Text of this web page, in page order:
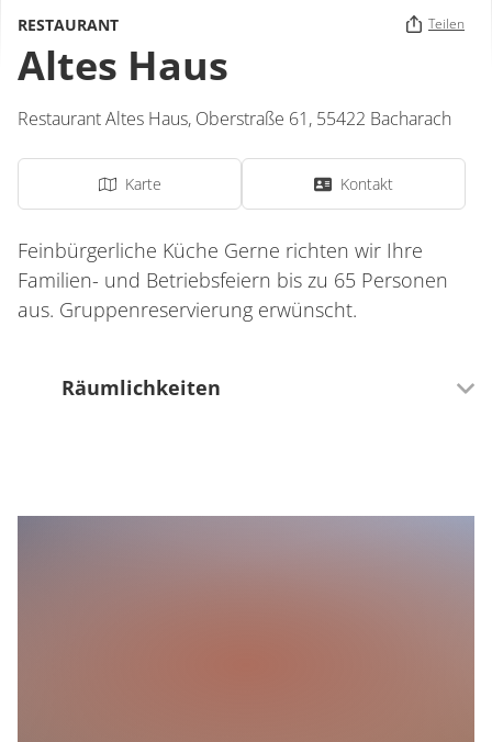
RESTAURANT Teilen
Altes Haus
Restaurant Altes Haus, Oberstraße 61, 55422 Bacharach
Karte Kontakt
Feinbürgerliche Küche Gerne richten wir Ihre
Familien- und Betriebsfeiern bis zu 65 Personen
aus. Gruppenreservierung erwünscht.
Räumlichkeiten
0 Sitzplätze (außen)